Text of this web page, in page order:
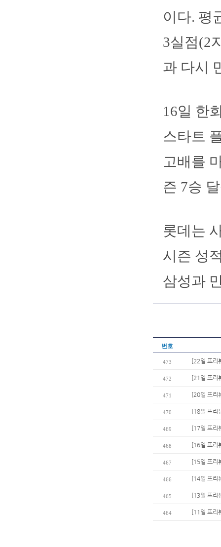
이다. 평
3실점(2
과 다시
16일 한
스타트
고배를
즌 7승
롯데는
시즌 성
삼성과
번호
473 [22일 프리
472 [21일 프리
471 [20일 프리
470 [18일 프리
469 [17일 프리
468 [16일 프리
467 [15일 프리
466 [14일 프리
465 [13일 프리
464 [11일 프리